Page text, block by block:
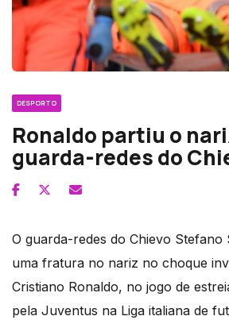
DESPORTO
Ronaldo partiu o
guarda-redes do
O guarda-redes do Chievo
uma fratura no nariz no choque
Cristiano Ronaldo, no jogo de
pela Juventus na Liga italiana de